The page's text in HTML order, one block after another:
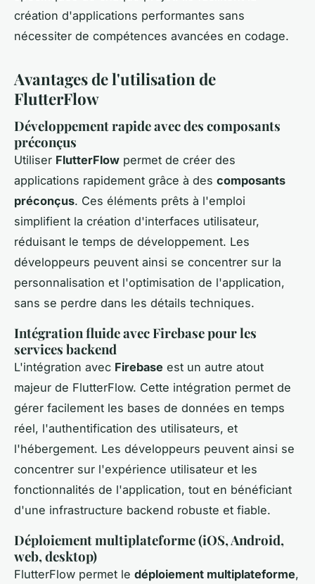
création d'applications performantes sans
nécessiter de compétences avancées en codage.
Avantages de l'utilisation de
FlutterFlow
Développement rapide avec des composants
préconçus
Utiliser FlutterFlow permet de créer des
applications rapidement grâce à des composants
préconçus. Ces éléments prêts à l'emploi
simplifient la création d'interfaces utilisateur,
réduisant le temps de développement. Les
développeurs peuvent ainsi se concentrer sur la
personnalisation et l'optimisation de l'application,
sans se perdre dans les détails techniques.
Intégration fluide avec Firebase pour les
services backend
L'intégration avec Firebase est un autre atout
majeur de FlutterFlow. Cette intégration permet de
gérer facilement les bases de données en temps
réel, l'authentification des utilisateurs, et
l'hébergement. Les développeurs peuvent ainsi se
concentrer sur l'expérience utilisateur et les
fonctionnalités de l'application, tout en bénéficiant
d'une infrastructure backend robuste et fiable.
Déploiement multiplateforme (iOS, Android,
web, desktop)
FlutterFlow permet le déploiement multiplateforme,